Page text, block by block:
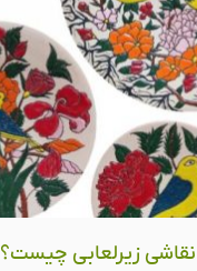
نقاشی زیرلعابی چیست؟